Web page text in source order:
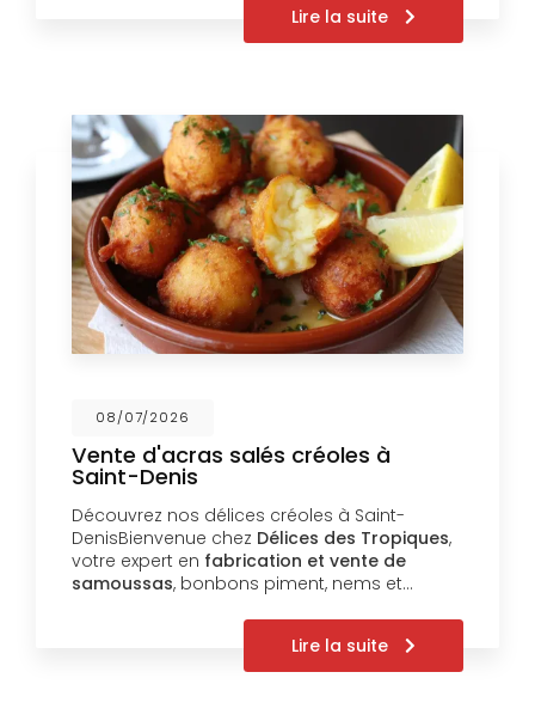
Lire la suite
08/07/2026
Vente d'acras salés créoles à
Saint-Denis
Découvrez nos délices créoles à Saint-
DenisBienvenue chez Délices des Tropiques,
votre expert en fabrication et vente de
samoussas, bonbons piment, nems et…
Lire la suite